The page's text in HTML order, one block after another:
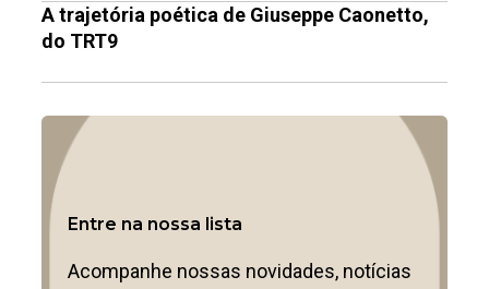
A trajetória poética de Giuseppe Caonetto,
do TRT9
Entre na nossa lista
Acompanhe nossas novidades, notícias